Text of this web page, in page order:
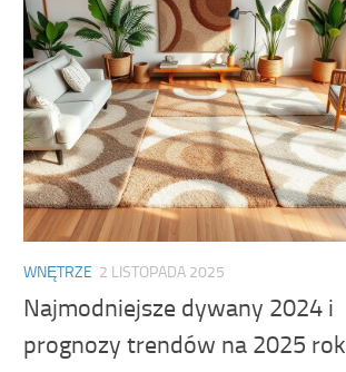
WNĘTRZE 2 LISTOPADA 2025
Najmodniejsze dywany 2024 i
prognozy trendów na 2025 rok